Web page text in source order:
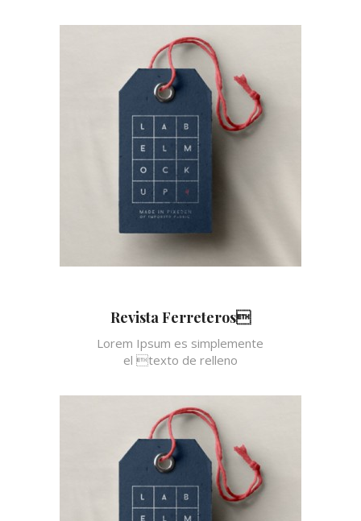
Revista Ferreteros
Lorem Ipsum es simplemente
el texto de relleno